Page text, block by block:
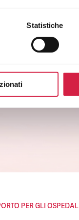
Statistiche
PER GLI OSPEDALI